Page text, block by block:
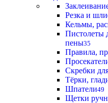
Резка и
Кельмы,
Пистолеты
пены35
Правила,
Скребки
Тёрки,
Шпатели49
Щетки